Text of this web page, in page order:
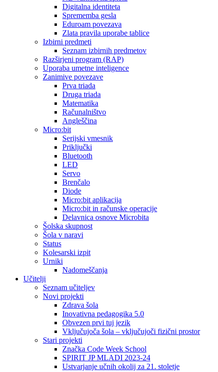
Digitalna identiteta
Sprememba gesla
Eduroam povezava
Zlata pravila uporabe tablice
Izbirni predmeti
Seznam izbirnih predmetov
Razširjeni program (RAP)
Uporaba umetne inteligence
Zanimive povezave
Prva triada
Druga triada
Matematika
Računalništvo
Angleščina
Micro:bit
Serijski vmesnik
Priključki
Bluetooth
LED
Servo
Brenčalo
Diode
Micro:bit aplikacija
Micro:bit in računske operacije
Delavnica osnove Microbita
Šolska skupnost
Šola v naravi
Status
Kolesarski izpit
Urniki
Nadomeščanja
Učitelji
Seznam učiteljev
Novi projekti
Zdrava šola
Inovativna pedagogika 5.0
Obvezen prvi tuj jezik
Vključujoča šola – vključujoči fizični prostor
Stari projekti
Značka Code Week School
SPIRIT JP MLADI 2023-24
Ustvarjanje učnih okolij za 21. stoletje